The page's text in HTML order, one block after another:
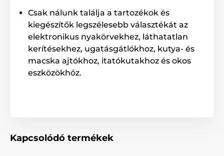
Csak nálunk találja a tartozékok és
kiegészítők legszélesebb választékát az
elektronikus nyakörvekhez, láthatatlan
kerítésekhez, ugatásgátlókhoz, kutya- és
macska ajtókhoz, itatókutakhoz és okos
eszközökhöz.
Kapcsolódó termékek